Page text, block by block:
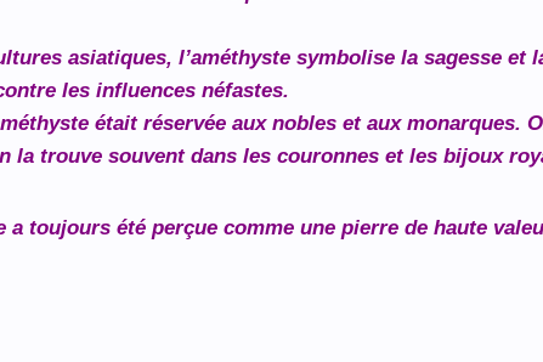
asiatiques, l’améthyste symbolise la sagesse et
les influences néfastes.
était réservée aux nobles et aux monarques.
la trouve souvent dans les couronnes et les bijoux
toujours été perçue comme une pierre de haute